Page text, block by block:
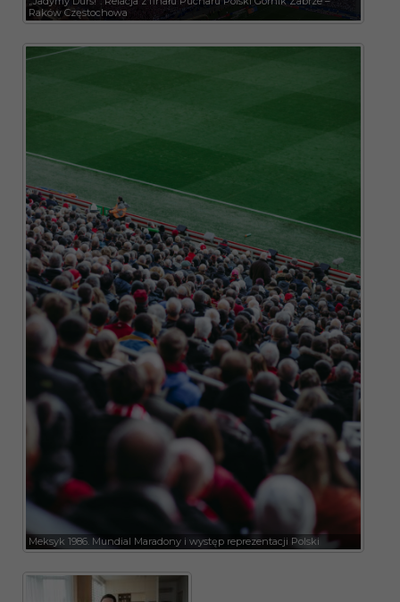
Raków Częstochowa
Meksyk 1986. Mundial Maradony i występ reprezentacji Polski